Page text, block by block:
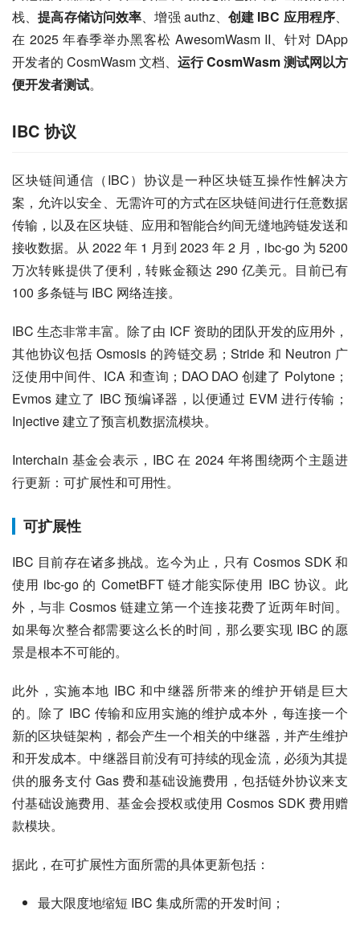
栈、提高存储访问效率、增强 authz、 创建 IBC 应用程序、
在 2025 年春季举办黑客松 AwesomWasm II、针对 DApp
开发者的 CosmWasm 文档、 运行 CosmWasm 测试网以方
便开发者测试。
IBC 协议
区块链间通信（IBC）协议是一种区块链互操作性解决方
案，允许以安全、无需许可的方式在区块链间进行任意数据
传输，以及在区块链、应用和智能合约间无缝地跨链发送和
接收数据。从 2022 年 1 月到 2023 年 2 月，ibc-go 为 5200
万次转账提供了便利，转账金额达 290 亿美元。目前已有
100 多条链与 IBC 网络连接。
IBC 生态非常丰富。除了由 ICF 资助的团队开发的应用外，
其他协议包括 Osmosis 的跨链交易；Stride 和 Neutron 广
泛使用中间件、ICA 和查询；DAO DAO 创建了 Polytone；
Evmos 建立了 IBC 预编译器，以便通过 EVM 进行传输；
Injective 建立了预言机数据流模块。
Interchain 基金会表示，IBC 在 2024 年将围绕两个主题进
行更新：可扩展性和可用性。
可扩展性
IBC 目前存在诸多挑战。迄今为止，只有 Cosmos SDK 和
使用 ibc-go 的 CometBFT 链才能实际使用 IBC 协议。此
外，与非 Cosmos 链建立第一个连接花费了近两年时间。
如果每次整合都需要这么长的时间，那么要实现 IBC 的愿
景是根本不可能的。
此外，实施本地 IBC 和中继器所带来的维护开销是巨大
的。除了 IBC 传输和应用实施的维护成本外，每连接一个
新的区块链架构，都会产生一个相关的中继器，并产生维护
和开发成本。中继器目前没有可持续的现金流，必须为其提
供的服务支付 Gas 费和基础设施费用，包括链外协议来支
付基础设施费用、基金会授权或使用 Cosmos SDK 费用赠
款模块。
据此，在可扩展性方面所需的具体更新包括：
最大限度地缩短 IBC 集成所需的开发时间；